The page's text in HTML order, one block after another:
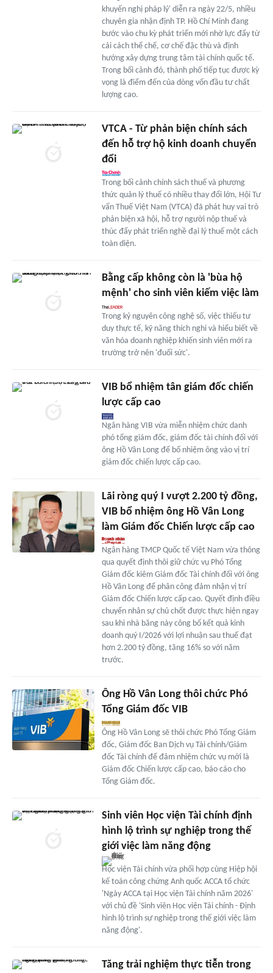
khuyến nghị pháp lý' diễn ra ngày 22/5, nhiều
chuyên gia nhận định TP. Hồ Chí Minh đang
bước vào chu kỳ phát triển mới nhờ lực đẩy từ
cải cách thể chế, cơ chế đặc thù và định
hướng xây dựng trung tâm tài chính quốc tế.
Trong bối cảnh đó, thành phố tiếp tục được kỳ
vọng là điểm đến của dòng vốn đầu tư chất
lượng cao.
VTCA - Từ phản biện chính sách
đến hỗ trợ hộ kinh doanh chuyển
đổi
Trong bối cảnh chính sách thuế và phương
thức quản lý thuế có nhiều thay đổi lớn, Hội Tư
vấn Thuế Việt Nam (VTCA) đã phát huy vai trò
phản biện xã hội, hỗ trợ người nộp thuế và
thúc đẩy phát triển nghề đại lý thuế một cách
toàn diện.
Bằng cấp không còn là 'bùa hộ
mệnh' cho sinh viên kiếm việc làm
Trong kỷ nguyên công nghệ số, việc thiếu tư
duy thực tế, kỹ năng thích nghi và hiểu biết về
văn hóa doanh nghiệp khiến sinh viên mới ra
trường trở nên 'đuối sức'.
VIB bổ nhiệm tân giám đốc chiến
lược cấp cao
Ngân hàng VIB vừa miễn nhiệm chức danh
phó tổng giám đốc, giám đốc tài chính đối với
ông Hồ Vân Long để bổ nhiệm ông vào vị trí
giám đốc chiến lược cấp cao.
Lãi ròng quý I vượt 2.200 tỷ đồng,
VIB bổ nhiệm ông Hồ Vân Long
làm Giám đốc Chiến lược cấp cao
Ngân hàng TMCP Quốc tế Việt Nam vừa thông
qua quyết định thôi giữ chức vụ Phó Tổng
Giám đốc kiêm Giám đốc Tài chính đối với ông
Hồ Vân Long để phân công đảm nhận vị trí
Giám đốc Chiến lược cấp cao. Quyết định điều
chuyển nhân sự chủ chốt được thực hiện ngay
sau khi nhà băng này công bố kết quả kinh
doanh quý I/2026 với lợi nhuận sau thuế đạt
hơn 2.200 tỷ đồng, tăng 16% so với năm
trước.
Ông Hồ Vân Long thôi chức Phó
Tổng Giám đốc VIB
Ông Hồ Vân Long sẽ thôi chức Phó Tổng Giám
đốc, Giám đốc Ban Dịch vụ Tài chính/Giám
đốc Tài chính để đảm nhiệm chức vụ mới là
Giám đốc Chiến lược cấp cao, báo cáo cho
Tổng Giám đốc.
Sinh viên Học viện Tài chính định
hình lộ trình sự nghiệp trong thế
giới việc làm năng động
Học viện Tài chính vừa phối hợp cùng Hiệp hội
kế toán công chứng Anh quốc ACCA tổ chức
'Ngày ACCA tại Học viện Tài chính năm 2026'
với chủ đề 'Sinh viên Học viện Tài chính - Định
hình lộ trình sự nghiệp trong thế giới việc làm
năng động'.
Tăng trải nghiệm thực tiễn trong